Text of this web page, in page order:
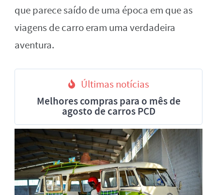
que parece saído de uma época em que as
viagens de carro eram uma verdadeira
aventura.
Últimas notícias
Melhores compras para o mês de
agosto de carros PCD